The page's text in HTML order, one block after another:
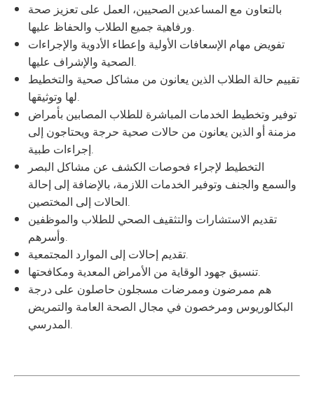
بالتعاون مع المساعدين الصحيين، العمل على تعزيز صحة
ورفاهية جميع الطلاب والحفاظ عليها.
تفويض مهام الإسعافات الأولية وإعطاء الأدوية والإجراءات
الصحية والإشراف عليها.
تقييم حالة الطلاب الذين يعانون من مشاكل صحية والتخطيط
لها وتوثيقها.
توفير وتخطيط الخدمات المباشرة للطلاب المصابين بأمراض
مزمنة أو الذين يعانون من حالات صحية حرجة ويحتاجون إلى
إجراءات طبية.
التخطيط لإجراء فحوصات الكشف عن مشاكل البصر
والسمع والجنف وتوفير الخدمات اللازمة، بالإضافة إلى إحالة
الحالات إلى المختصين.
تقديم الاستشارات والتثقيف الصحي للطلاب والموظفين
وأسرهم.
تقديم إحالات إلى الموارد المجتمعية.
تنسيق جهود الوقاية من الأمراض المعدية ومكافحتها.
هم ممرضون وممرضات مسجلون حاصلون على درجة
البكالوريوس ومرخصون في مجال الصحة العامة والتمريض
المدرسي.